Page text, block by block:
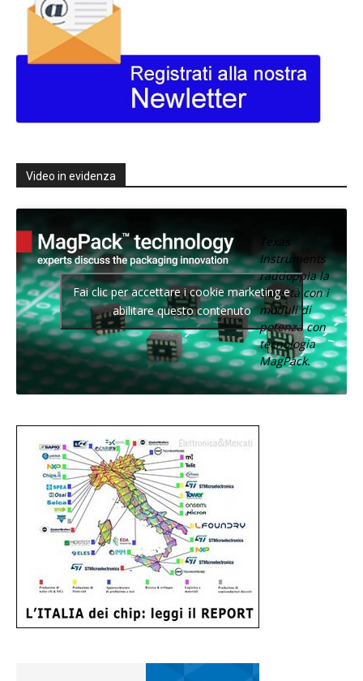
Video in evidenza
Texas
Instruments
raddoppia la
densità con i
moduli di
potenza con
tecnologia
MagPack.
Fai clic per accettare i cookie marketing e
abilitare questo contenuto